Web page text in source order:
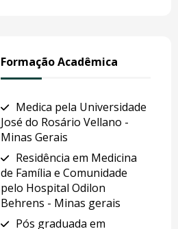
Formação Acadêmica
Medica pela Universidade
José do Rosário Vellano -
Minas Gerais
Residência em Medicina
de Família e Comunidade
pelo Hospital Odilon
Behrens - Minas gerais
Pós graduada em